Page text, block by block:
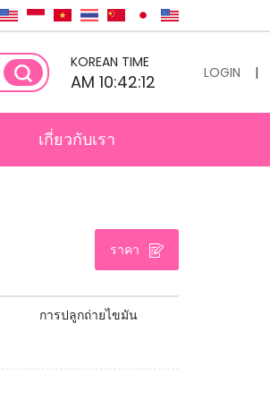
KOREAN TIME
AM 10:42:12 LOGIN |
เกี่ยวกับเรา
ราคา
การปลูกถ่ายไขมัน